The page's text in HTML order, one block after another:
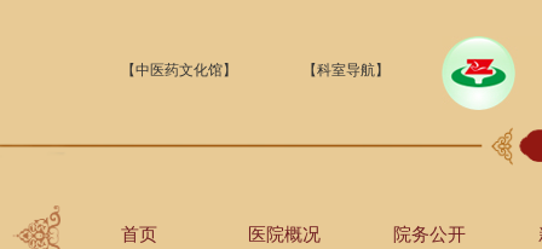
【中医药文化馆】 【科室导航】
首页 医院概况 院务公开